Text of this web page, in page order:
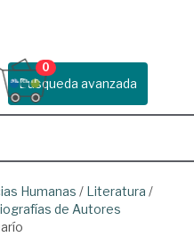
Busqueda avanzada
0
Humanas / Literatura /
de Autores